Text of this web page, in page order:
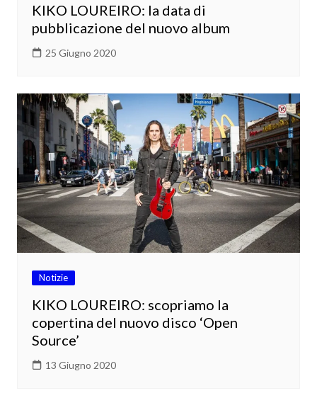
KIKO LOUREIRO: la data di
pubblicazione del nuovo album
25 Giugno 2020
Notizie
KIKO LOUREIRO: scopriamo la
copertina del nuovo disco ‘Open
Source’
13 Giugno 2020